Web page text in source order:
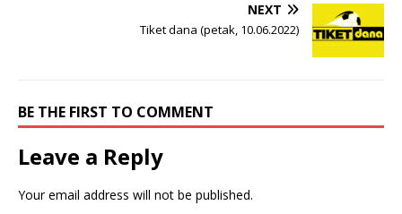
NEXT
Tiket dana (petak, 10.06.2022)
BE THE FIRST TO COMMENT
Leave a Reply
Your email address will not be published.